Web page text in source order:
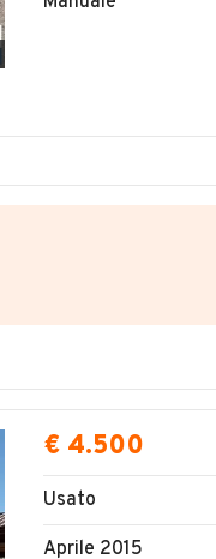
€ 4.500
Usato
Aprile 2015